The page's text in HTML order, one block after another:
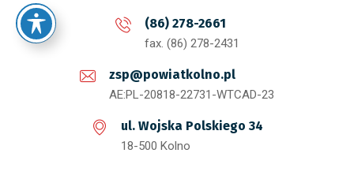
(86) 278-2661
fax. (86) 278-2431
zsp@powiatkolno.pl
AE:PL-20818-22731-WTCAD-23
ul. Wojska Polskiego 34
18-500 Kolno